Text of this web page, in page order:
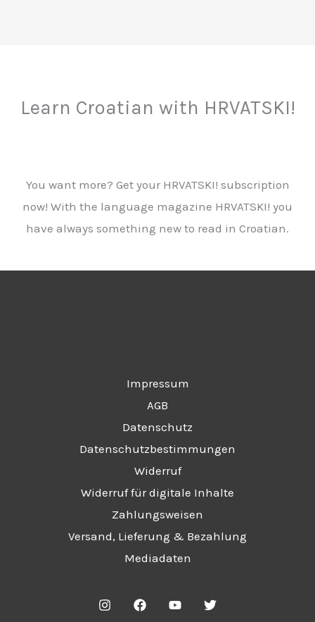
Learn Croatian with HRVATSKI!
You want more? Get your HRVATSKI! subscription
now! With the language magazine HRVATSKI! you
have always something new to read in Croatian.
Impressum
AGB
Datenschutz
Datenschutzbestimmungen
Widerruf
Widerruf für digitale Inhalte
Zahlungsweisen
Versand, Lieferung & Bezahlung
Mediadaten